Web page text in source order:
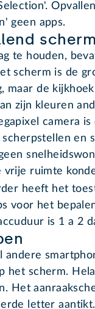
geen apps.
scherm
te houden,
scherm is de
maar de
zijn kleuren
camera
scherpstellen en
vrije ruimte
heeft het
voor het
is 1 a 2
andere
het scherm.
Het
letter